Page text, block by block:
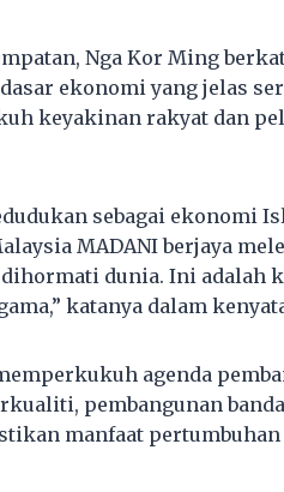
Nga Kor Ming
ekonomi yang jelas
keyakinan rakyat dan
sebagai ekonomi
MADANI berjaya
dunia. Ini adalah
katanya dalam
agenda
pembangunan
manfaat